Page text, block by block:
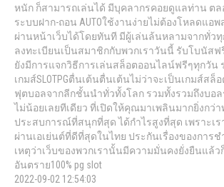
หนัก ก็สามารถเล่นได้ มีบุคลากรคอยดูแลท่าน ตล
ระบบฝาก-ถอน AUTOใช้งานง่ายไม่ต้องโหลดแอพ
ผ่านหน้าเว็บได้โดยทันที มีผู้เล่นล้นหลามจากทั่ว
ลงทะเบียนเป็นสมาชิกกับพวกเราวันนี้ รับโบนัสฟ
ยังมีการแจกวิธีการเล่นสล็อตออนไลน์ฟรีๆทุกวัน
เกมส์SLOTPGตื่นเต้นตื่นเต้นไม่ว่าจะเป็นเกมส์สล็
ฟุตบอลจากลีกชั้นนำทั่วทั้งโลก รวมทั้งรวมถึงบอล
ไม่น้อยเลยทีเดียว ที่เปิดให้คุณมาเพลินมากยิ่งกว่
ประสบการณ์ที่สนุกที่สุด ได้กำไรสูงที่สุด เพราะเร
ผ่านเอเย่นต์ที่ดีที่สุดในไทย ประกันเรื่องของการช
เหตุว่าเว็บของพวกเรานั้นมีความมั่นคงยั่งยืนแล้ว
อันตราย100% pg slot
2022-09-02 12:54:03